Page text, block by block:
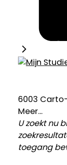
6003
Meer...
U zoekt nu
toegang